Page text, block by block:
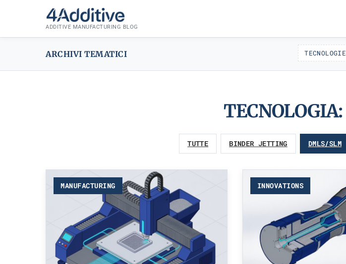
ADDITIVE MANUFACTURING BLOG
ARCHIVI TEMATICI TECNOLOGIE
TECNOLOGIA:
TUTTE BINDER JETTING DMLS/SLM
MANUFACTURING INNOVATIONS